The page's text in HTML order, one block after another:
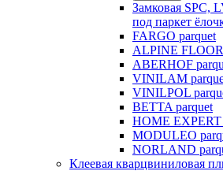
Замковая SPC,
под паркет
FARGO parquet
ALPINE
ABERHOF
VINILAM
VINILPOL
BETTA parquet
HOME EXPERT
MODULEO
NORLAND
Клеевая кварцвиниловая